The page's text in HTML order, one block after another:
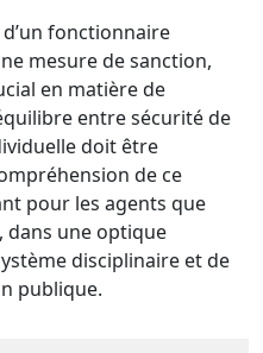
fonctionnaire
mesure de sanction,
en matière de
entre sécurité de
doit être
de ce
pour les agents que
dans une optique
disciplinaire et de
publique.